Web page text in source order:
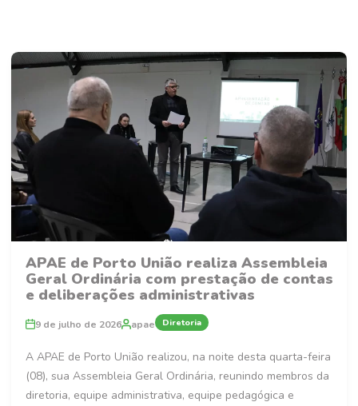
APAE de Porto União realiza Assembleia
Geral Ordinária com prestação de contas
e deliberações administrativas
9 de julho de 2026 apae Diretoria
A APAE de Porto União realizou, na noite desta quarta-feira
(08), sua Assembleia Geral Ordinária, reunindo membros da
diretoria, equipe administrativa, equipe pedagógica e